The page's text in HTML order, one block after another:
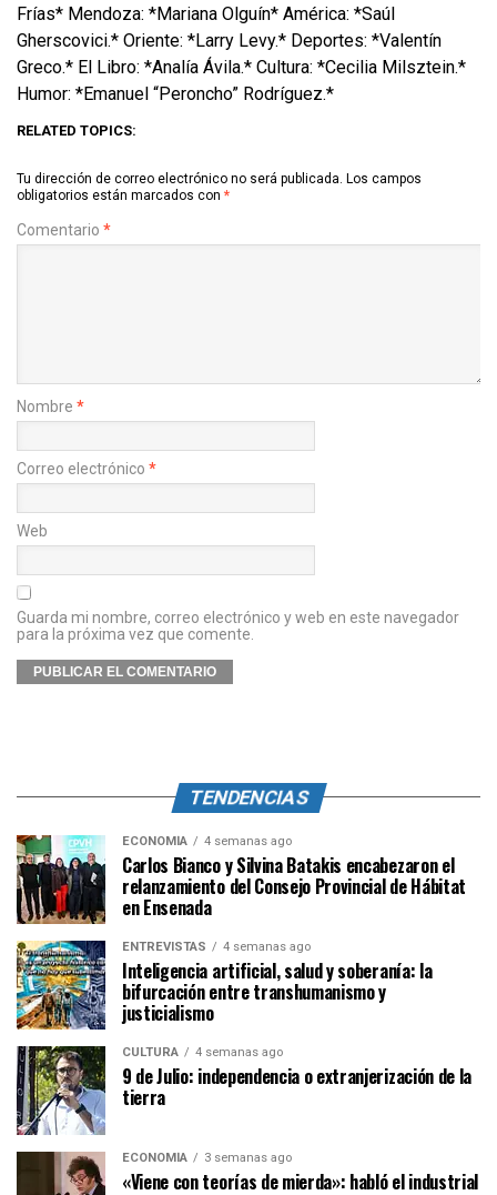
Frías* Mendoza: *Mariana Olguín* América: *Saúl
Gherscovici.* Oriente: *Larry Levy.* Deportes: *Valentín
Greco.* El Libro: *Analía Ávila.* Cultura: *Cecilia Milsztein.*
Humor: *Emanuel “Peroncho” Rodríguez.*
RELATED TOPICS:
Tu dirección de correo electrónico no será publicada. Los campos
obligatorios están marcados con *
Comentario *
Nombre *
Correo electrónico *
Web
Guarda mi nombre, correo electrónico y web en este navegador
para la próxima vez que comente.
TENDENCIAS
ECONOMÍA 4 semanas ago
Carlos Bianco y Silvina Batakis encabezaron el
relanzamiento del Consejo Provincial de Hábitat
en Ensenada
ENTREVISTAS 4 semanas ago
Inteligencia artificial, salud y soberanía: la
bifurcación entre transhumanismo y
justicialismo
CULTURA 4 semanas ago
9 de Julio: independencia o extranjerización de la
tierra
ECONOMÍA 3 semanas ago
«Viene con teorías de mierda»: habló el industrial